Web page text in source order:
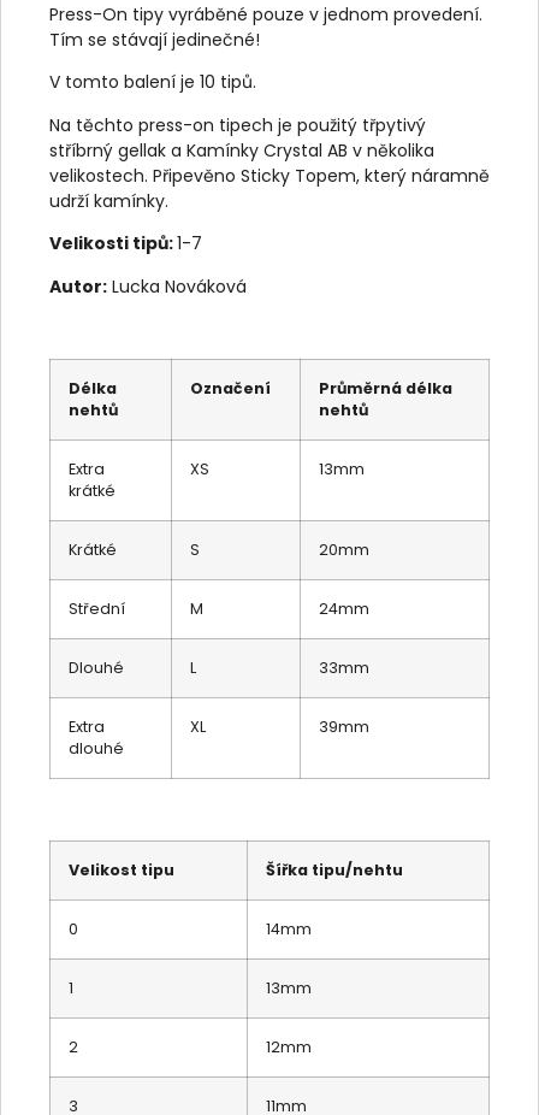
Press-On tipy vyráběné pouze v jednom provedení.
Tím se stávají jedinečné!
V tomto balení je 10 tipů.
Na těchto press-on tipech je použitý třpytivý
stříbrný gellak a Kamínky Crystal AB v několika
velikostech. Připevěno Sticky Topem, který náramně
udrží kamínky.
Velikosti tipů:1-7
Autor: Lucka Nováková
Délka
nehtů
Označení
Průměrná délka
nehtů
Extra
krátké
XS 13mm
Krátké S 20mm
Střední M 24mm
Dlouhé L 33mm
Extra
dlouhé
XL 39mm
Velikost tipu Šířka tipu/nehtu
0 14mm
1 13mm
2 12mm
3 11mm